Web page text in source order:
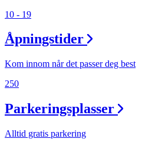
Ledige stillinger
Magasin
Finn frem
10 - 19
Åpningstider
Kom innom når det passer deg best
250
Parkeringsplasser
Alltid gratis parkering